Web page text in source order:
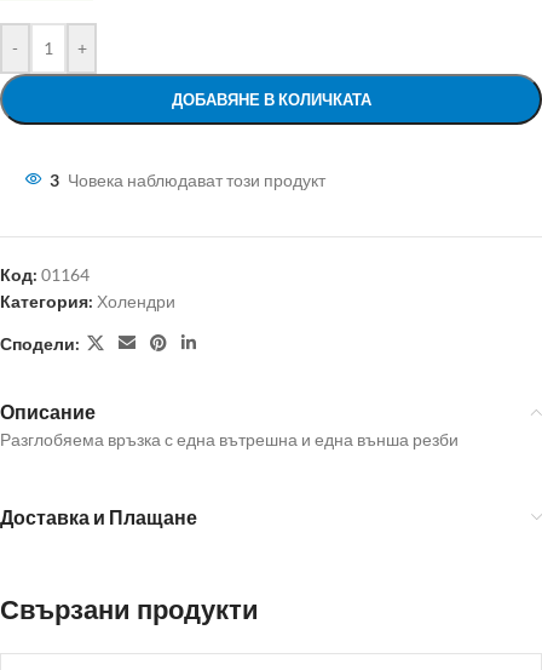
- +
ДОБАВЯНЕ В КОЛИЧКАТА
3 Човека наблюдават този продукт
Код: 01164
Категория: Холендри
Сподели:
Описание
Разглобяема връзка с една вътрешна и една външа резби
Доставка и Плащане
Свързани продукти